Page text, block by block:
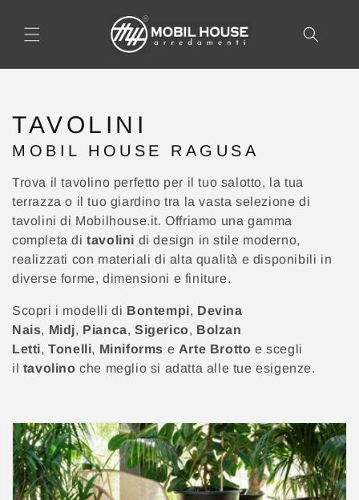
CONTENUTI
C
L
L
E
Z
I
O
N
E
:
TAVOLINI
MOBIL HOUSE RAGUSA
Trova il tavolino perfetto per il tuo salotto, la tua
terrazza o il tuo giardino tra la vasta selezione di
tavolini di Mobilhouse.it. Offriamo una gamma
completa ditavolini di design in stile moderno,
realizzati con materiali di alta qualità e disponibili in
diverse forme, dimensioni e finiture.
Scopri i modelli di Bontempi, Devina
Nais, Midj, Pianca,Sigerico, Bolzan
Letti,Tonelli, Miniforms e Arte Brotto e scegli
il tavolino che meglio si adatta alle tue esigenze.